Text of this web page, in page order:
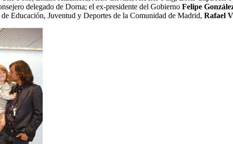
delegado de Dorna; el ex-presidente del Gobierno Felipe
de Educación, Juventud y Deportes de la Comunidad de Madrid, Rafael